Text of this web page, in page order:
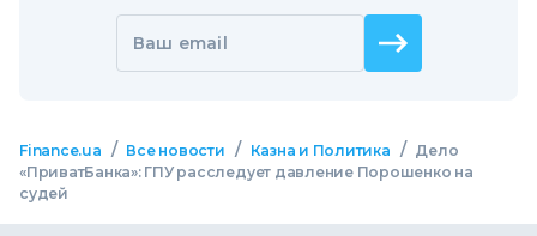
Ваш email
Finance.ua / Все новости / Казна и Политика / Дело
«ПриватБанка»: ГПУ расследует давление Порошенко на
судей